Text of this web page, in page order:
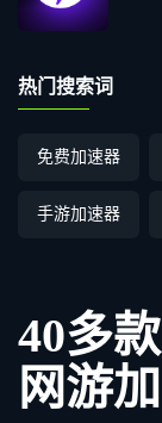
热门搜索词
免费加速器
手游加速器
40多款
网游